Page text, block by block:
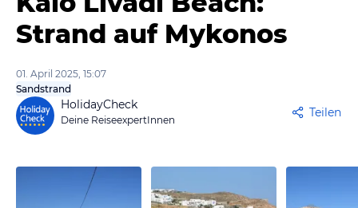
Strand auf Mykonos
01. April 2025, 15:07
Sandstrand
HolidayCheck
Deine ReiseexpertInnen
Teilen